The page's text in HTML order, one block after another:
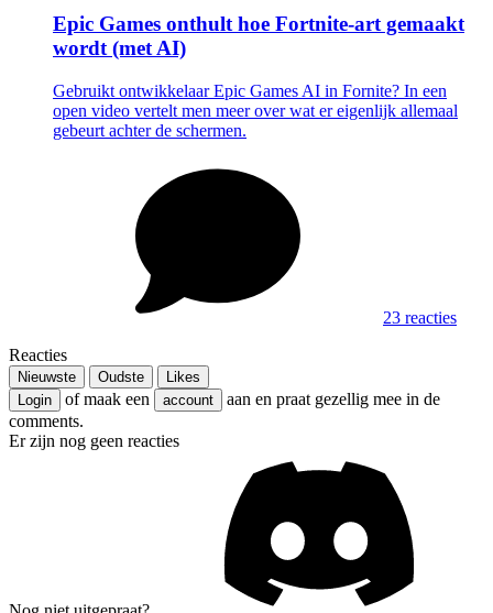
Epic Games onthult hoe Fortnite-art gemaakt
wordt (met AI)
Gebruikt ontwikkelaar Epic Games AI in Fornite? In een
open video vertelt men meer over wat er eigenlijk allemaal
gebeurt achter de schermen.
23 reacties
Reacties
Nieuwste Oudste
Likes
Login
of maak een account
aan en praat gezellig mee in de
comments.
Er zijn nog geen reacties